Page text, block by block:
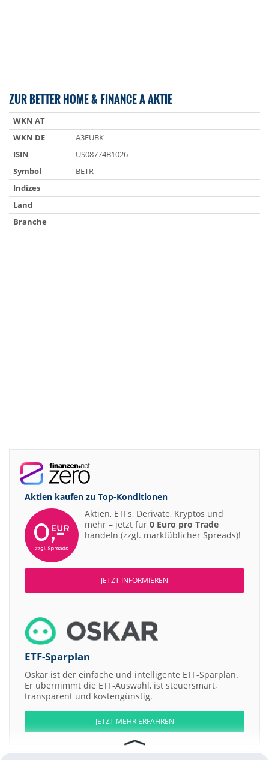
ZUR BETTER HOME & FINANCE A AKTIE
WKN AT
WKN DE
A3EUBK
ISIN
US08774B1026
Symbol
BETR
Indizes
Land
Branche
Aktien kaufen zu Top-Konditionen
Aktien, ETFs, Derivate, Kryptos und
mehr – jetzt für 0 Euro pro Trade
handeln (zzgl. marktüblicher Spreads)!
JETZT INFORMIEREN
ETF-Sparplan
Oskar ist der einfache und intelligente ETF-Sparplan.
Er übernimmt die ETF-Auswahl, ist steuersmart,
transparent und kostengünstig.
JETZT MEHR ERFAHREN